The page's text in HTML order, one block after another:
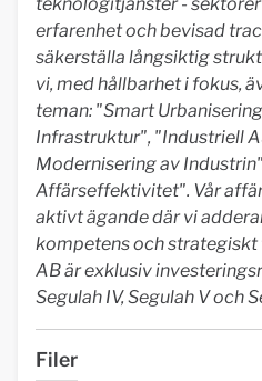
erfarenhet och bevisad
säkerställa långsiktig
vi, med hållbarhet i fokus,
teman: "Smart
Infrastruktur", "Industriell
Modernisering av
Affärseffektivitet". Vår
aktivt ägande där vi
kompetens och strategiskt
AB är exklusiv
Segulah IV, Segulah V och
Filer